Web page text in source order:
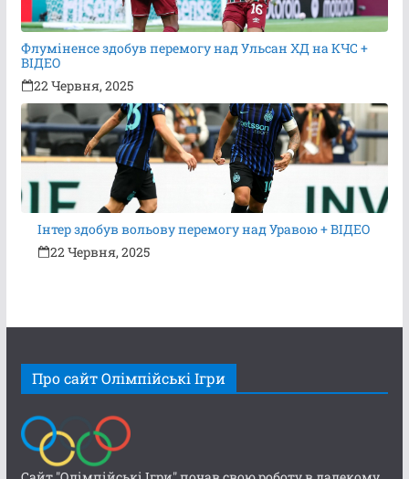
Флуміненсе здобув перемогу над Ульсан ХД на КЧС +
ВІДЕО
22 Червня, 2025
Інтер здобув вольову перемогу над Уравою + ВІДЕО
22 Червня, 2025
Про сайт Олімпійські Ігри